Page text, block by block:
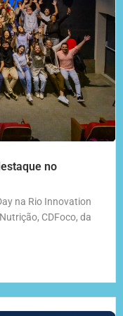
no
na Rio Innovation
CDFoco, da